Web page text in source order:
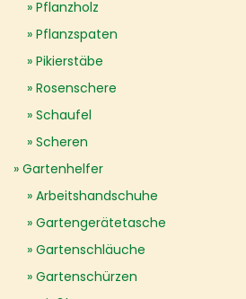
Pflanzholz
Pflanzspaten
Pikierstäbe
Rosenschere
Schaufel
Scheren
Gartenhelfer
Arbeitshandschuhe
Gartengerätetasche
Gartenschläuche
Gartenschürzen